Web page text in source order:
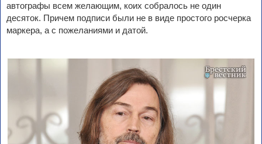
автографы всем желающим, коих собралось не один
десяток. Причем подписи были не в виде простого росчерка
маркера, а с пожеланиями и датой.